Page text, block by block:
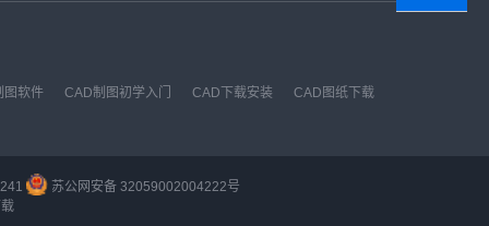
图软件 CAD制图初学入门 CAD下载安装
CAD图纸下载
苏公网安备 32059002004222号